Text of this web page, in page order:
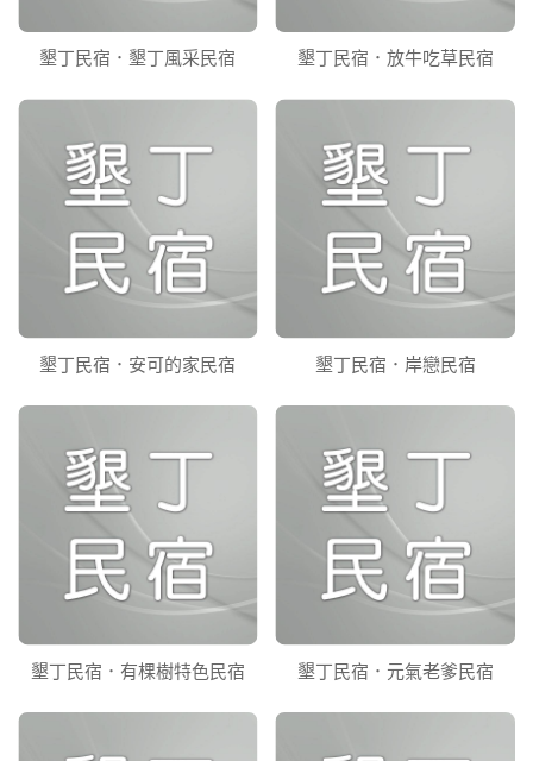
墾丁民宿．墾丁風采民宿 墾丁民宿．放牛吃草民宿
墾丁民宿．安可的家民宿 墾丁民宿．岸戀民宿
墾丁民宿．有棵樹特色民宿 墾丁民宿．元氣老爹民宿